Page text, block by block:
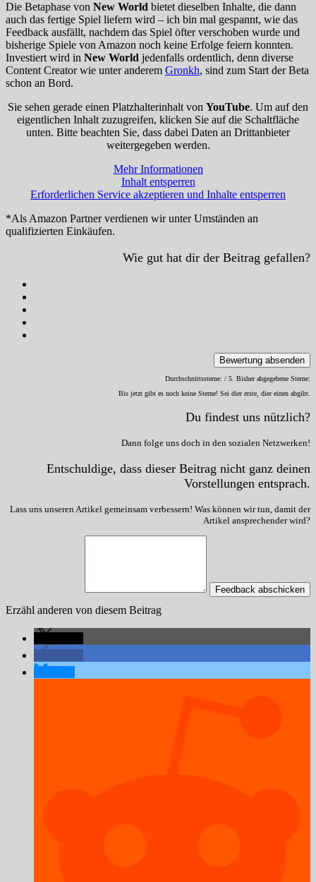
Die Betaphase von New World bietet dieselben Inhalte, die dann
auch das fertige Spiel liefern wird – ich bin mal gespannt, wie das
Feedback ausfällt, nachdem das Spiel öfter verschoben wurde und
bisherige Spiele von Amazon noch keine Erfolge feiern konnten.
Investiert wird in New World jedenfalls ordentlich, denn diverse
Content Creator wie unter anderem Gronkh, sind zum Start der Beta
schon an Bord.
Sie sehen gerade einen Platzhalterinhalt von YouTube. Um auf den
eigentlichen Inhalt zuzugreifen, klicken Sie auf die Schaltfläche
unten. Bitte beachten Sie, dass dabei Daten an Drittanbieter
weitergegeben werden.
Mehr Informationen
Inhalt entsperren
Erforderlichen Service akzeptieren und Inhalte entsperren
*Als Amazon Partner verdienen wir unter Umständen an
qualifizierten Einkäufen.
Wie gut hat dir der Beitrag gefallen?
Bewertung absenden
Durchschnittssterne: / 5. Bisher abgegebene Sterne:
Bis jetzt gibt es noch keine Sterne! Sei dier erste, dier einen abgibt.
Du findest uns nützlich?
Dann folge uns doch in den sozialen Netzwerken!
Entschuldige, dass dieser Beitrag nicht ganz deinen
Vorstellungen entsprach.
Lass uns unseren Artikel gemeinsam verbessern! Was können wir tun, damit der
Artikel ansprechender wird?
Feedback abschicken
Erzähl anderen von diesem Beitrag